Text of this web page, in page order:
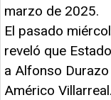
marzo de 2025.
El pasado
reveló que
a Alfonso
Américo